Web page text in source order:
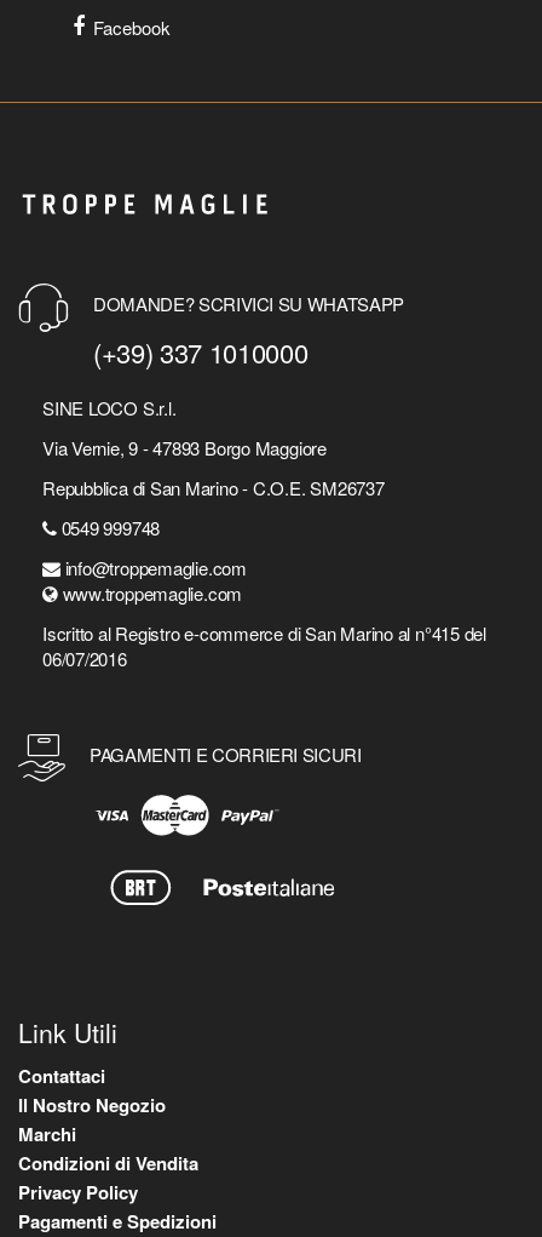
Facebook
DOMANDE? SCRIVICI SU WHATSAPP
(+39) 337 1010000
SINE LOCO S.r.l.
Via Vernie, 9 - 47893 Borgo Maggiore
Repubblica di San Marino - C.O.E. SM26737
0549 999748
info@troppemaglie.com
www.troppemaglie.com
Iscritto al Registro e-commerce di San Marino al n°415 del
06/07/2016
PAGAMENTI E CORRIERI SICURI
Link Utili
Contattaci
Il Nostro Negozio
Marchi
Condizioni di Vendita
Privacy Policy
Pagamenti e Spedizioni